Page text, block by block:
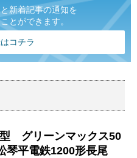
新着記事の通知を
とができます。
コチラ
型 グリーンマックス50
平電鉄1200形長尾